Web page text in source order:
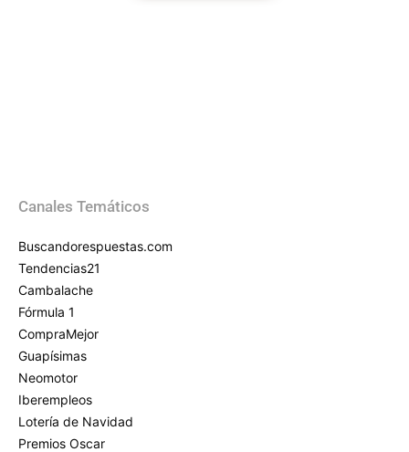
Canales Temáticos
Buscandorespuestas.com
Tendencias21
Cambalache
Fórmula 1
CompraMejor
Guapísimas
Neomotor
Iberempleos
Lotería de Navidad
Premios Oscar